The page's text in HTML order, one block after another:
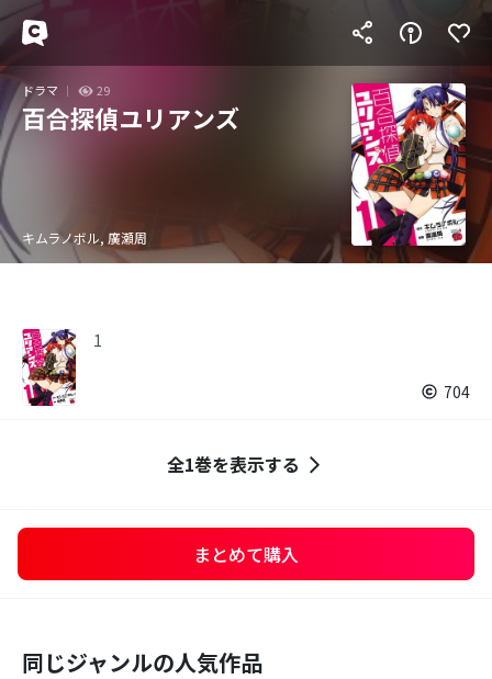
ドラマ 29
百合探偵ユリアンズ
キムラノボル, 廣瀬周
1
704
全1巻を表示する
まとめて購入
同じジャンルの人気作品